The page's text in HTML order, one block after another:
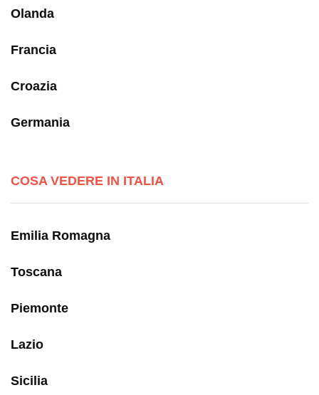
Olanda
Francia
Croazia
Germania
COSA VEDERE IN ITALIA
Emilia Romagna
Toscana
Piemonte
Lazio
Sicilia